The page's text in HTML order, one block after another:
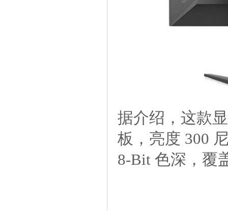
据介绍，这款
板，亮度300
8-Bit色深，覆